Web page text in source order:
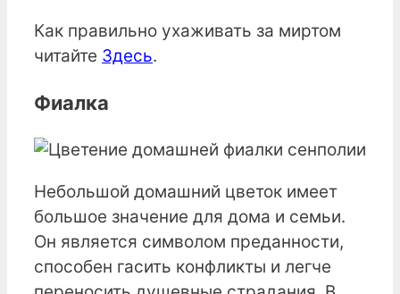
Как правильно ухаживать за миртом
читайте Здесь.
Фиалка
Небольшой домашний цветок имеет
большое значение для дома и семьи.
Он является символом преданности,
способен гасить конфликты и легче